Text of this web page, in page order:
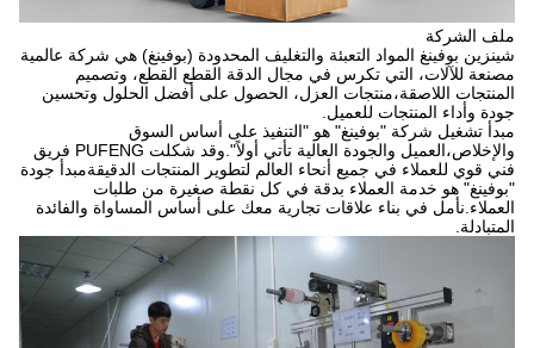
ملف الشركة
شينزين بوفينغ المواد التعبئة والتغليف المحدودة (بوفينغ) هي شركة عالمية
مصنعة للآلات، التي تكرس في مجال الدقة القطع القطع، وتصميم
المنتجات اللاصقة،منتجات العزل، الحصول على أفضل الحلول وتحسين
جودة وأداء المنتجات للعميل.
مبدأ تشغيل شركة "بوفينغ" هو "التنفيذ على أساس السوق
والإخلاص،العميل والجودة العالية تأتي أولاً".وقد شكلت PUFENG فريق
فني قوي للعملاء في جميع أنحاء العالم لتطوير المنتجات الدقيقةمبدأ جودة
"بوفينغ" هو خدمة العملاء بدقة في كل نقطة صغيرة من طلبات
العملاء.نأمل في بناء علاقات تجارية معك على أساس المساواة والفائدة
المتبادلة.